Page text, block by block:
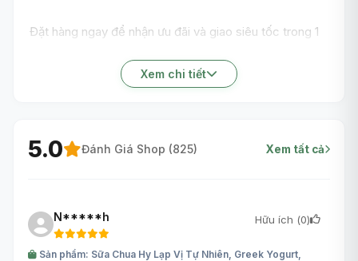
Đặt hàng ngay để nhận ưu đãi và giao siêu tốc trong 1
Xem chi tiết
5.0 Đánh Giá Shop (825) Xem tất cả
N*****h Hữu ích (0)
Sản phẩm: Sữa Chua Hy Lạp Vị Tự Nhiên, Greek Yogurt,